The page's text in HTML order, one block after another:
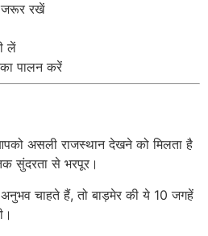
जरूर रखें
लें
का पालन करें
असली राजस्थान देखने को मिलता है
सुंदरता से भरपूर।
चाहते हैं, तो बाड़मेर की ये 10 जगहें